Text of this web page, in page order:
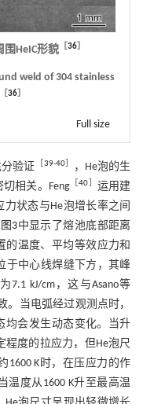
围HeIC形貌［ 36］
weld of 304 stainless
［36］
Full size
验证 39-40］
，He泡的生
相关。Feng［40
运用建
状态与He泡增长率之间
图3中显示了熔池底部距离
的温度、平均等效应力和
于中心线焊缝下方，其峰
7.1 kJ/cm，这与Asano等
。当电弧经过观测点时，
均会发生动态变化。当升
程度的拉应力，但He泡尺
1600 K时，在压应力的作
温度从1600 K升至最高温